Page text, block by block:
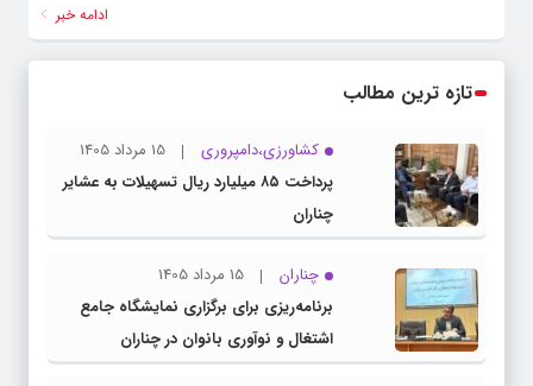
ادامه خبر
تازه ترین مطالب
کشاورزی،دامپروری
15 مرداد 1405
پرداخت ۸۵ میلیارد ریال تسهیلات به عشایر
چناران
چناران
15 مرداد 1405
برنامه‌ریزی برای برگزاری نمایشگاه جامع
اشتغال و نوآوری بانوان در چناران